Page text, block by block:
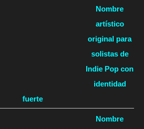
Nombre
artístico
original para
solistas de
Indie Pop con
identidad
fuerte
Nombre